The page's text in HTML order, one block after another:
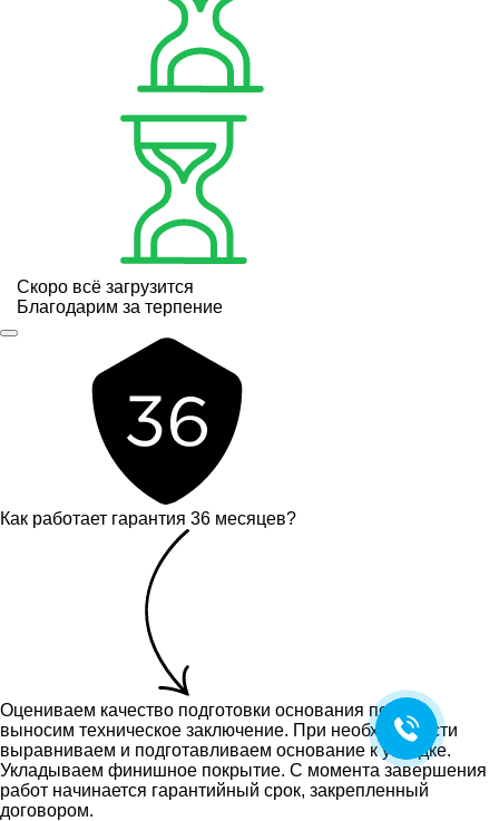
Скоро всё загрузится
Благодарим за терпение
Как работает гарантия 36 месяцев?
Оцениваем качество подготовки основания пола и
выносим техническое заключение. При необходимости
выравниваем и подготавливаем основание к укладке.
Укладываем финишное покрытие. С момента завершения
работ начинается гарантийный срок, закрепленный
договором.